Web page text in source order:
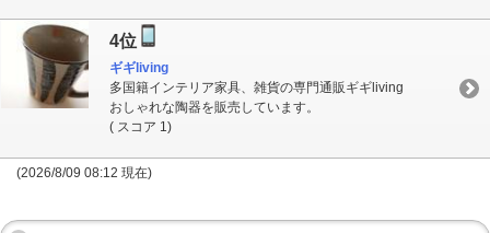
4位
ギギliving
多国籍インテリア家具、雑貨の専門通販ギギliving
おしゃれな陶器を販売しています。
( スコア 1)
(2026/8/09 08:12 現在)